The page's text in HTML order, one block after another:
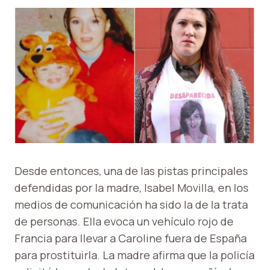
Desde entonces, una de las pistas principales
defendidas por la madre, Isabel Movilla, en los
medios de comunicación ha sido la de la trata
de personas. Ella evoca un vehículo rojo de
Francia para llevar a Caroline fuera de España
para prostituirla. La madre afirma que la policía